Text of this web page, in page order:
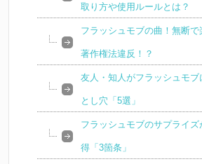
取り方や使用ルールとは？
フラッシュモブの曲！無断で
著作権法違反！？
友人・知人がフラッシュモブ
とし穴「5選」
フラッシュモブのサプライ
得「3箇条」